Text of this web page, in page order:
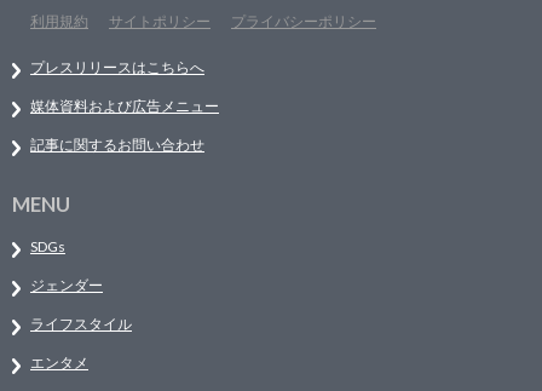
利用規約
サイトポリシー プライバシーポリシー
プレスリリースはこちらへ
媒体資料および広告メニュー
記事に関するお問い合わせ
MENU
SDGs
ジェンダー
ライフスタイル
エンタメ